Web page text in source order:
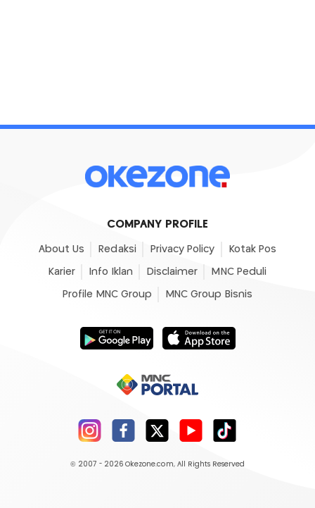
COMPANY PROFILE
About Us Redaksi Privacy Policy Kotak Pos
Karier Info Iklan Disclaimer MNC Peduli
Profile MNC Group MNC Group Bisnis
© 2007 - 2026 Okezone.com, All Rights Reserved